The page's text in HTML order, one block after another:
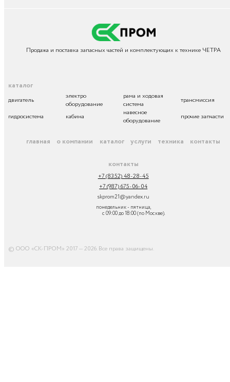
Продажа и поставка запасных частей и комплектующих к технике ЧЕТРА
каталог
двигатель
электро
оборудование
рама и ходовая
система
трансмиссия
гидросистема
кабина
навесное
оборудование
прочие запчасти
главная о компании каталог услуги техника контакты
контакты
+7 (8352) 48-28-45
+7 (987) 675-06-04
skprom21@yandex.ru
понедельник - пятница,
с 09:00 до 18:00 (по Москве).
© ООО «СК-ПРОМ» 2017 — 2026. Все права защищены